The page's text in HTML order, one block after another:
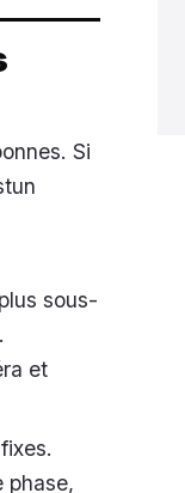
Si
sous-
et
phase,